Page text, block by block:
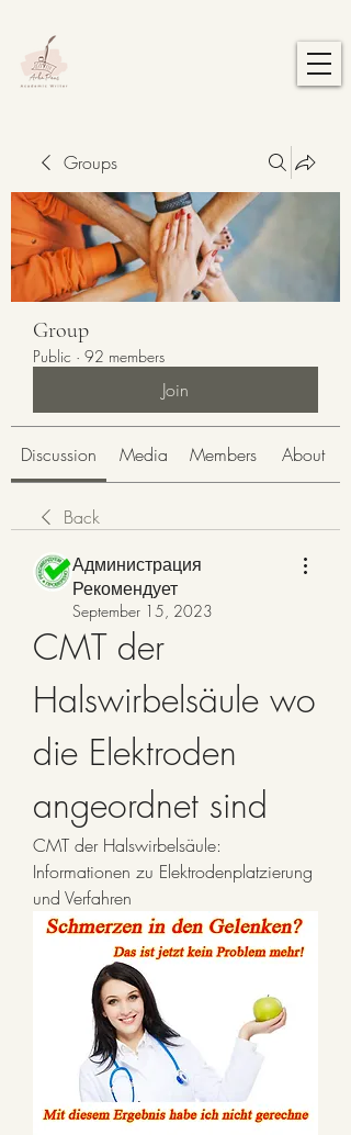
Groups
Group
Public · 92 members
Join
Discussion Media Members About
Back
Администрация
Рекомендует
September 15, 2023
CMT der
Halswirbelsäule wo
die Elektroden
angeordnet sind
CMT der Halswirbelsäule:
Informationen zu Elektrodenplatzierung
und Verfahren